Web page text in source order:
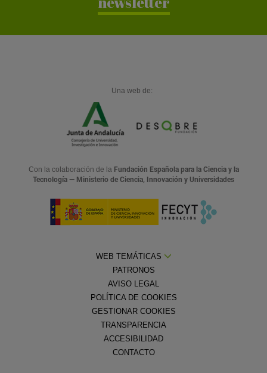
Una web de:
Con la colaboración de la Fundación Española para la Ciencia y la
Tecnología — Ministerio de Ciencia, Innovación y Universidades
WEB TEMÁTICAS
PATRONOS
AVISO LEGAL
POLÍTICA DE COOKIES
GESTIONAR COOKIES
TRANSPARENCIA
ACCESIBILIDAD
CONTACTO